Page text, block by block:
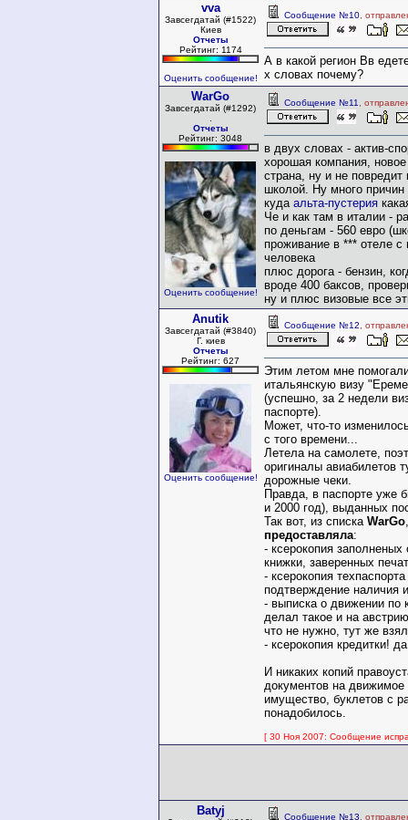
vva
Завсегдатай (#1522)
Киев
Отчеты
Рейтинг: 1174
Оценить сообщение!
Сообщение №10 ,
А в какой регион Вв
х словах почему?
WarGo
Завсегдатай (#1292)
Отчеты
Рейтинг: 3048
Оценить сообщение!
Сообщение №11 ,
в двух словах - актив-
хорошая компания,
страна, ну и не повредит
школой. Ну много причин
куда альта-пустерия
Че и как там в италии -
по деньгам - 560 евро
проживание в *** отеле с
человека
плюс дорога - бензин,
вроде 400 баксов,
ну и плюс визовые все
Anutik
Завсегдатай (#3840)
Г. киев
Отчеты
Рейтинг: 627
Оценить сообщение!
Сообщение №12 ,
Этим летом мне
итальянскую визу
(успешно, за 2 недели
паспорте).
Может, что-то
с того времени...
Летела на самолете,
оригиналы авиабилетов
дорожные чеки.
Правда, в паспорте уже
и 2000 год), выданных
Так вот, из списка WarGo,
предоставляла:
- ксерокопия заполненых
книжки, заверенных
- ксерокопия
подтверждение наличия
- выписка о движении по
делал такое и на
что не нужно, тут же
- ксерокопия кредитки!
И никаких копий
документов на
имущество, буклетов с
понадобилось.
[ 30 Ноя 2007: Сообщение
Batyj Сообщение №13 ,